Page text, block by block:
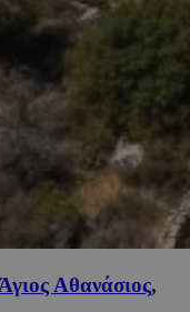
Αθανάσιος,